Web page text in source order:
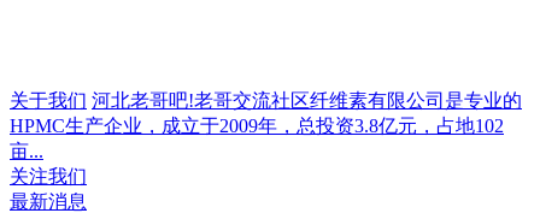
关于我们 河北老哥吧!老哥交流社区纤维素有限公司是专业的
HPMC生产企业，成立于2009年，总投资3.8亿元，占地102
亩...
关注我们
最新消息